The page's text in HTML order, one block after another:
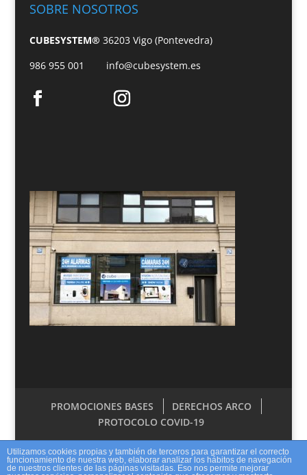
SOBRE NOSOTROS
CUBESYSTEM® 36203 Vigo (Pontevedra)
986 955 001 info@cubesystem.es
PROMOCIONES BASES
DERECHOS ARCO
PROTOCOLO COVID-19
Utilizamos cookies propias y también de terceros para garantizar el correcto
funcionamiento de nuestra web, elaborar analizar los hábitos de navegación
de nuestros clientes de las páginas visitadas. Eso nos permite mejorar